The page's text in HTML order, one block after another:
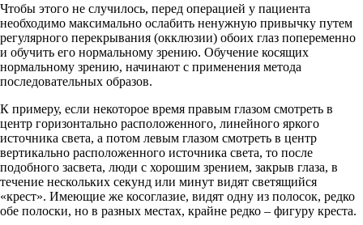
Чтобы этого не случилось, перед операцией у пациента
необходимо максимально ослабить ненужную привычку путем
регулярного перекрывания (окклюзии) обоих глаз попеременно
и обучить его нормальному зрению. Обучение косящих
нормальному зрению, начинают с применения метода
последовательных образов.
К примеру, если некоторое время правым глазом смотреть в
центр горизонтально расположенного, линейного яркого
источника света, а потом левым глазом смотреть в центр
вертикально расположенного источника света, то после
подобного засвета, люди с хорошим зрением, закрыв глаза, в
течение нескольких секунд или минут видят светящийся
«крест». Имеющие же косоглазие, видят одну из полосок, редко
обе полоски, но в разных местах, крайне редко – фигуру креста.